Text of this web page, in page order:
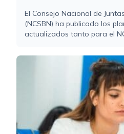
El Consejo Nacional de
(NCSBN) ha publicado los
actualizados tanto para el